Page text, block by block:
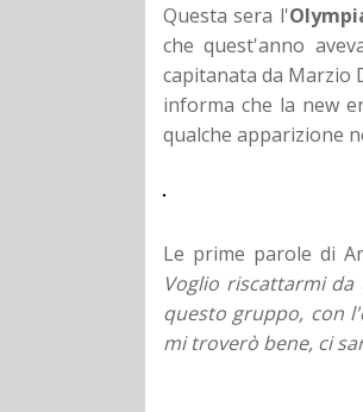
Questa sera l'
che quest'anno
capitanata da Marzio
informa che la new
qualche apparizione
Le prime parole di
Voglio riscattarmi
questo gruppo, con
mi troverò bene, ci